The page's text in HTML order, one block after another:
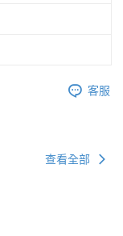
客服
查看全部